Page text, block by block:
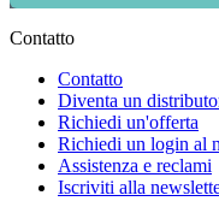
Contatto
Contatto
Diventa un
Richiedi un'offerta
Richiedi un login al
Assistenza e reclami
Iscriviti alla